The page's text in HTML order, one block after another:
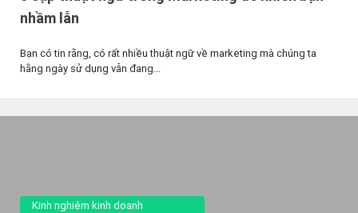
nhầm lẫn
Bạn có tin rằng, có rất nhiều thuật ngữ về marketing mà chúng ta
hằng ngày sử dụng vẫn đang...
Kinh nghiệm kinh doanh